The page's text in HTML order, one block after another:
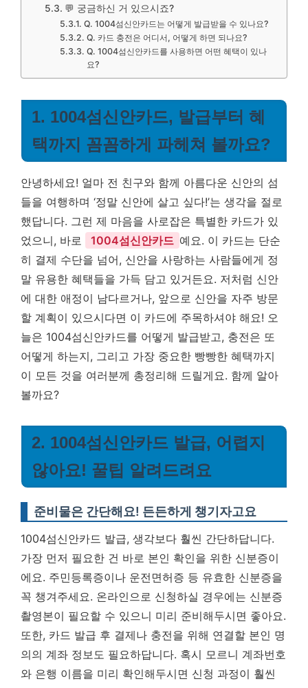
💬 궁금하신 거 있으시죠?
Q. 1004섬신안카드는 어떻게 발급받을 수 있나요?
Q. 카드 충전은 어디서, 어떻게 하면 되나요?
Q. 1004섬신안카드를 사용하면 어떤 혜택이 있나
요?
1. 1004섬신안카드, 발급부터 혜
택까지 꼼꼼하게 파헤쳐 볼까요?
안녕하세요! 얼마 전 친구와 함께 아름다운 신안의 섬
들을 여행하며 ‘정말 신안에 살고 싶다!’는 생각을 절로
했답니다. 그런 제 마음을 사로잡은 특별한 카드가 있
었으니, 바로
1004섬신안카드 예요. 이 카드는 단순
히 결제 수단을 넘어, 신안을 사랑하는 사람들에게 정
말 유용한 혜택들을 가득 담고 있거든요. 저처럼 신안
에 대한 애정이 남다르거나, 앞으로 신안을 자주 방문
할 계획이 있으시다면 이 카드에 주목하셔야 해요! 오
늘은 1004섬신안카드를 어떻게 발급받고, 충전은 또
어떻게 하는지, 그리고 가장 중요한 빵빵한 혜택까지
이 모든 것을 여러분께 총정리해 드릴게요. 함께 알아
볼까요?
2. 1004섬신안카드 발급, 어렵지
않아요! 꿀팁 알려드려요
준비물은 간단해요! 든든하게 챙기자고요
1004섬신안카드 발급, 생각보다 훨씬 간단하답니다.
가장 먼저 필요한 건 바로 본인 확인을 위한 신분증이
에요. 주민등록증이나 운전면허증 등 유효한 신분증을
꼭 챙겨주세요. 온라인으로 신청하실 경우에는 신분증
촬영본이 필요할 수 있으니 미리 준비해두시면 좋아요.
또한, 카드 발급 후 결제나 충전을 위해 연결할 본인 명
의의 계좌 정보도 필요하답니다. 혹시 모르니 계좌번호
와 은행 이름을 미리 확인해두시면 신청 과정이 훨씬